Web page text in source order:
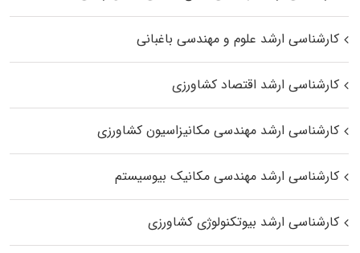
کارشناسی ارشد علوم و مهندسی باغبانی
کارشناسی ارشد اقتصاد کشاورزی
کارشناسی ارشد مهندسی مکانیزاسیون کشاورزی
کارشناسی ارشد مهندسی مکانیک بیوسیستم
کارشناسی ارشد بیوتکنولوژی کشاورزی